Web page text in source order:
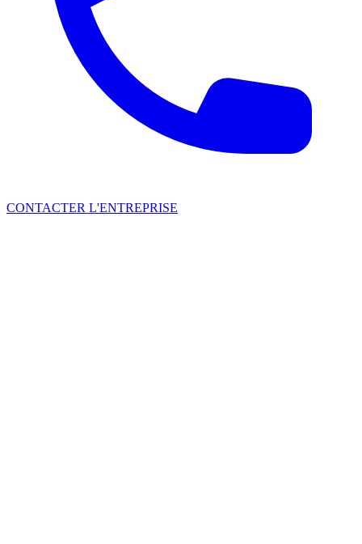
CONTACTER L'ENTREPRISE